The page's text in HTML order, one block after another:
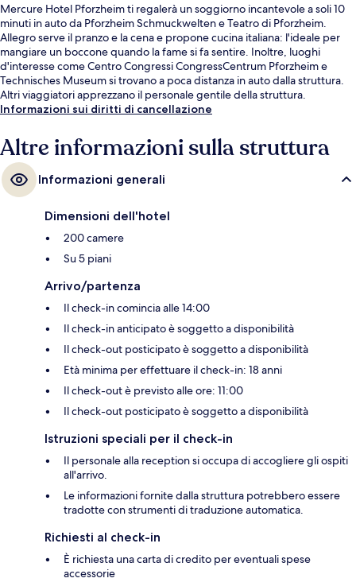
Mercure Hotel Pforzheim ti regalerà un soggiorno incantevole a soli 10
minuti in auto da Pforzheim Schmuckwelten e Teatro di Pforzheim.
Allegro serve il pranzo e la cena e propone cucina italiana: l'ideale per
mangiare un boccone quando la fame si fa sentire. Inoltre, luoghi
d'interesse come Centro Congressi CongressCentrum Pforzheim e
Technisches Museum si trovano a poca distanza in auto dalla struttura.
Altri viaggiatori apprezzano il personale gentile della struttura.
Informazioni sui diritti di cancellazione
Altre informazioni sulla struttura
Informazioni generali
Dimensioni dell'hotel
200 camere
Su 5 piani
Arrivo/partenza
Il check-in comincia alle 14:00
Il check-in anticipato è soggetto a disponibilità
Il check-out posticipato è soggetto a disponibilità
Età minima per effettuare il check-in: 18 anni
Il check-out è previsto alle ore: 11:00
Il check-out posticipato è soggetto a disponibilità
Istruzioni speciali per il check-in
Il personale alla reception si occupa di accogliere gli ospiti
all'arrivo.
Le informazioni fornite dalla struttura potrebbero essere
tradotte con strumenti di traduzione automatica.
Richiesti al check-in
È richiesta una carta di credito per eventuali spese
accessorie